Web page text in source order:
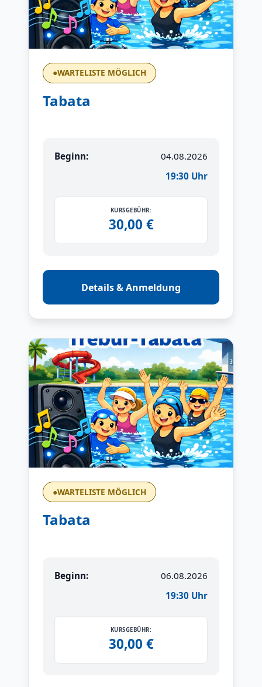
●WARTELISTE MÖGLICH
Tabata
Beginn:
04.08.2026
19:30 Uhr
KURSGEBÜHR:
30,00 €
Details & Anmeldung
●WARTELISTE MÖGLICH
Tabata
Beginn:
06.08.2026
19:30 Uhr
KURSGEBÜHR:
30,00 €